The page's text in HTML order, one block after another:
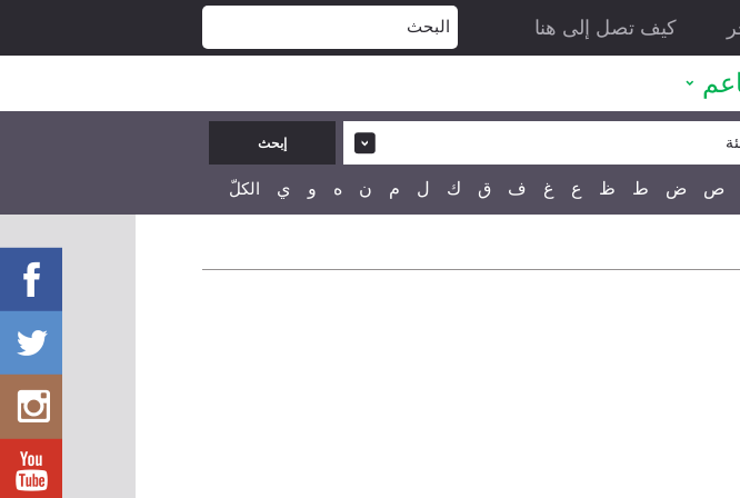
كيف تصل إلى هنا
ص ض ط ظ ع غ ف ق ك ل م ن ه و ي الكلّ